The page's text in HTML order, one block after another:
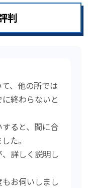
判
、他の所では
終わらないと
ると、間に合
た。
詳しく説明し
お伺いしまし